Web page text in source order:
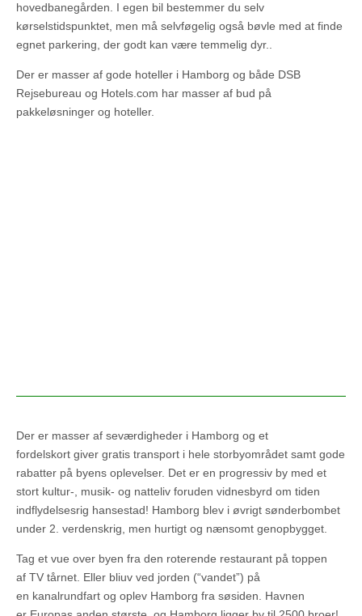
hovedbanegården. I egen bil bestemmer du selv
kørselstidspunktet, men må selvføgelig også bøvle med at finde
egnet parkering, der godt kan være temmelig dyr..
Der er masser af gode hoteller i Hamborg og både DSB
Rejsebureau og Hotels.com har masser af bud på
pakkeløsninger og hoteller.
Der er masser af seværdigheder i Hamborg og et
fordelskort giver gratis transport i hele storbyområdet samt gode
rabatter på byens oplevelser. Det er en progressiv by med et
stort kultur-, musik- og natteliv foruden vidnesbyrd om tiden
indflydelsesrig hansestad! Hamborg blev i øvrigt sønderbombet
under 2. verdenskrig, men hurtigt og nænsomt genopbygget.
Tag et vue over byen fra den roterende restaurant på toppen
af TV tårnet. Eller bliuv ved jorden (“vandet”) på
en kanalrundfart og oplev Hamborg fra søsiden. Havnen